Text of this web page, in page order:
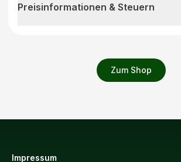
Zum Shop
Preisinformationen & Steuern
Impressum